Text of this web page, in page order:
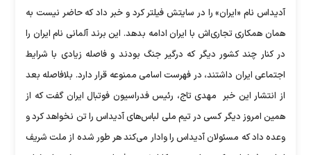
آدیداس نام «ایران» را در سایتش فیلتر کرد و خبر داد که حاضر نیست به
همان همکاری تجاری‌اش با ایران ادامه بدهد. این برند آلمانی نام ایران را
در کنار چند کشور دیگر که درگیر جنگ بودند و فاصله زیادی با شرایط
اجتماعی ایران داشتند، در فهرست اسامی ممنوعه قرار دارد. بلافاصله بعد
از انتشار این خبر ‌ مهدی تاج، رئیس فدراسیون فوتبال ایران گفت که از
همین امروز دیگر کسی در تیم ملی لباس‌های آدیداس را تن نخواهد کرد و
وعده داد که مسئولان آدیداس را وادار می‌کند هر طور شده از ملت شریف